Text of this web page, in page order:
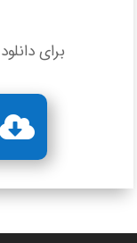
برای